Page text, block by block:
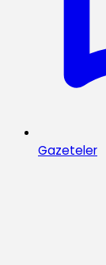
Gazeteler